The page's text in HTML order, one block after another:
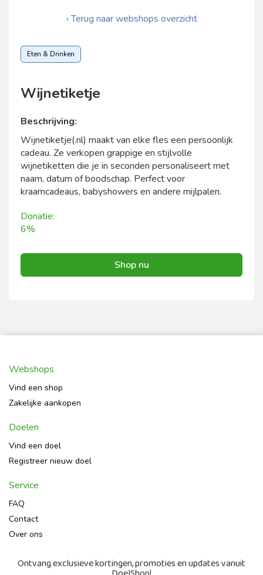
‹ Terug naar webshops overzicht
Eten & Drinken
Wijnetiketje
Beschrijving:
Wijnetiketje(.nl) maakt van elke fles een persoonlijk
cadeau. Ze verkopen grappige en stijlvolle
wijnetiketten die je in seconden personaliseert met
naam, datum of boodschap. Perfect voor
kraamcadeaus, babyshowers en andere mijlpalen.
Donatie:
6%
Shop nu
Webshops
Vind een shop
Zakelijke aankopen
Doelen
Vind een doel
Registreer nieuw doel
Service
FAQ
Contact
Over ons
Ontvang exclusieve kortingen, promoties en updates vanuit